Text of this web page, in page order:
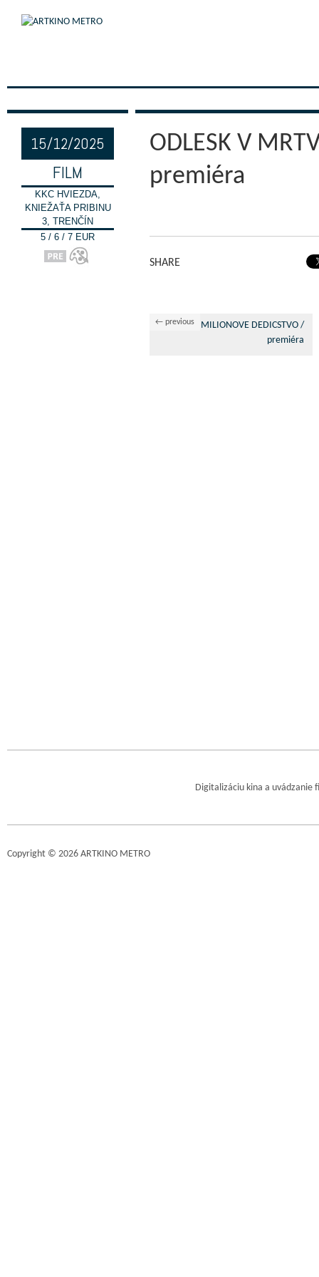
15/12/2025
FILM
KKC HVIEZDA,
KNIEŽAŤA PRIBINU
3, TRENČÍN
5 / 6 / 7 EUR
ODLESK V
premiéra
SHARE
← previous
MILIONOVE DEDICSTVO /
premiéra
Digitalizáciu kina a uvádzanie
Copyright © 2026 ARTKINO METRO